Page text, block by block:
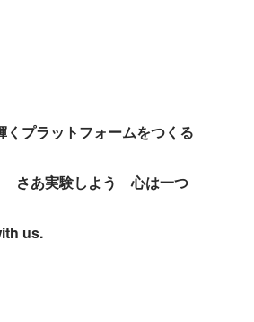
プラットフォームをつくる
さあ実験しよう　心は一つ
us.